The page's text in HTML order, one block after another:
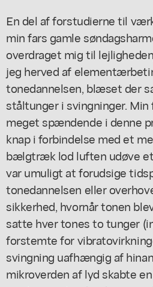
En del af forstudierne til
min fars gamle
overdraget mig til
jeg herved af
tonedannelsen, blæset der
ståltunger i svingninger.
meget spændende i denne
knap i forbindelse med et
bælgtræk lod luften udøve
var umuligt at forudsige
tonedannelsen eller
sikkerhed, hvornår tonen
satte hver tones to tunger
forstemte for
svingning uafhængig af
mikroverden af lyd skabte